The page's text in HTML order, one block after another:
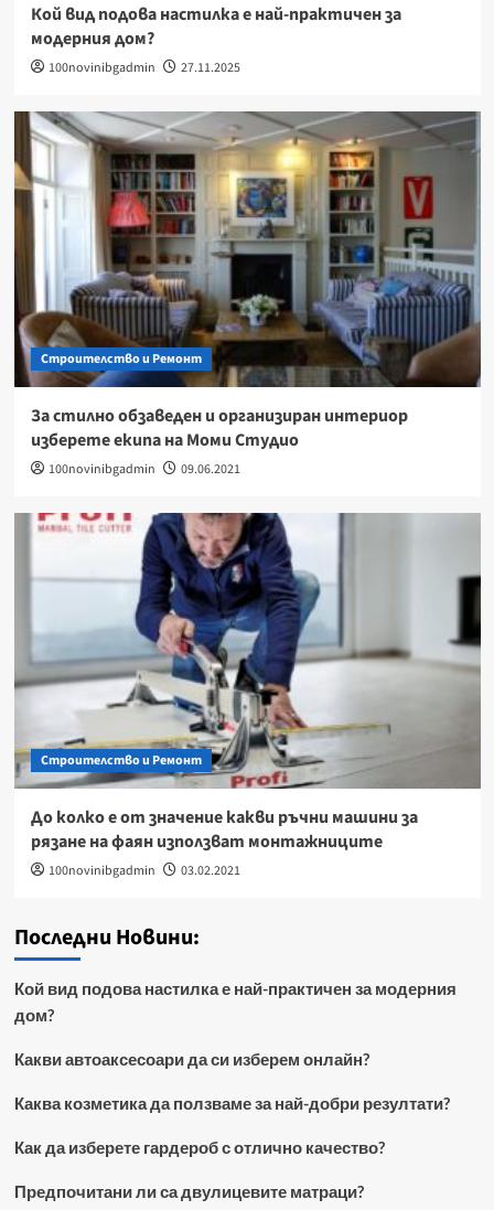
Кой вид подова настилка е най-практичен за
модерния дом?
100novinibgadmin 27.11.2025
Строителство и Ремонт
За стилно обзаведен и организиран интериор
изберете екипа на Моми Студио
100novinibgadmin 09.06.2021
Строителство и Ремонт
До колко е от значение какви ръчни машини за
рязане на фаян използват монтажниците
100novinibgadmin 03.02.2021
Последни Новини:
Кой вид подова настилка е най-практичен за модерния
дом?
Какви автоаксесоари да си изберем онлайн?
Каква козметика да ползваме за най-добри резултати?
Как да изберете гардероб с отлично качество?
Предпочитани ли са двулицевите матраци?